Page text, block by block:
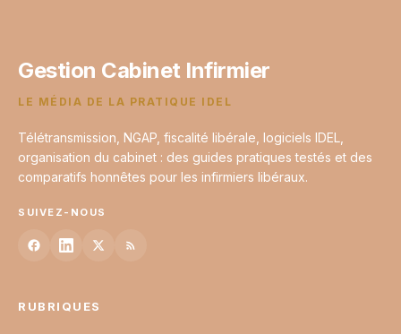
Gestion Cabinet Infirmier
LE MÉDIA DE LA PRATIQUE IDEL
Télétransmission, NGAP, fiscalité libérale, logiciels IDEL,
organisation du cabinet : des guides pratiques testés et des
comparatifs honnêtes pour les infirmiers libéraux.
SUIVEZ-NOUS
RUBRIQUES